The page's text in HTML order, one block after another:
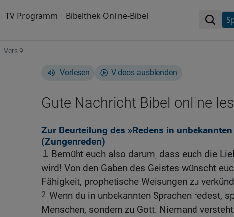
TV Programm Bibelthek Online-Bibel
Vers 9
Vorlesen Videos ausblenden
Gute Nachricht Bibel online
Zur Beurteilung des »Redens in
(Zungenreden)
1
Bemüht euch also darum, dass euch die
wird! Von den Gaben des Geistes wünscht
Fähigkeit, prophetische Weisungen zu
2 Wenn du in unbekannten Sprachen redest,
Menschen, sondern zu Gott. Niemand